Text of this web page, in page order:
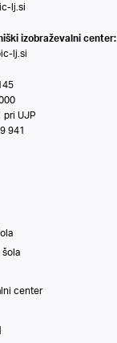
lj.si
izobraževalni center:
lj.si
pri UJP
941
šola
center